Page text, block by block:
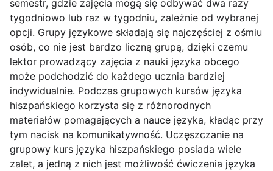
semestr, gdzie zajęcia mogą się odbywać dwa razy
tygodniowo lub raz w tygodniu, zależnie od wybranej
opcji. Grupy językowe składają się najczęściej z ośmiu
osób, co nie jest bardzo liczną grupą, dzięki czemu
lektor prowadzący zajęcia z nauki języka obcego
może podchodzić do każdego ucznia bardziej
indywidualnie. Podczas grupowych kursów języka
hiszpańskiego korzysta się z różnorodnych
materiałów pomagających a nauce języka, kładąc przy
tym nacisk na komunikatywność. Uczęszczanie na
grupowy kurs języka hiszpańskiego posiada wiele
zalet, a jedną z nich jest możliwość ćwiczenia języka